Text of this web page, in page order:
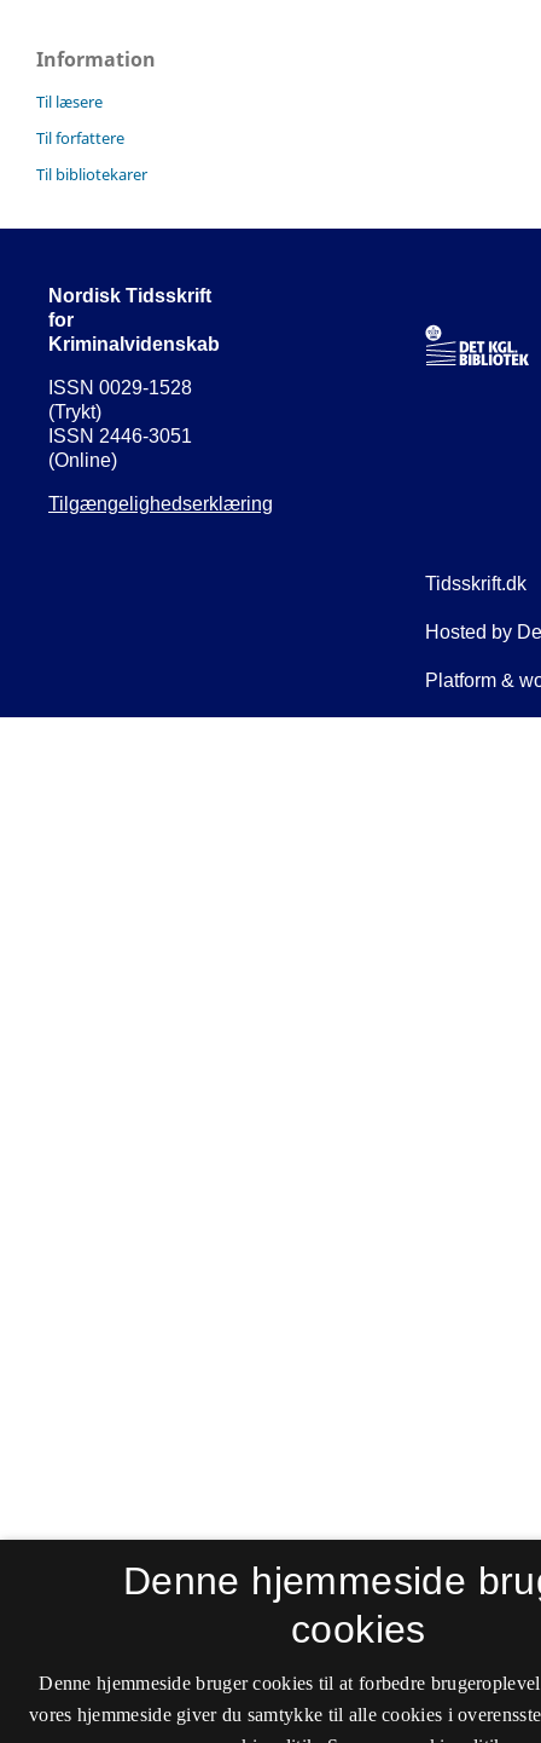
Information
Til læsere
Til forfattere
Til bibliotekarer
Nordisk Tidsskrift
for
Kriminalvidenskab
ISSN 0029-1528
(Trykt)
ISSN 2446-3051
(Online)
Tilgængelighedserklæring
Denne hjemmeside
cookies
Denne hjemmeside bruger cookies til at forbedre
vores hjemmeside giver du samtykke til alle cookies i